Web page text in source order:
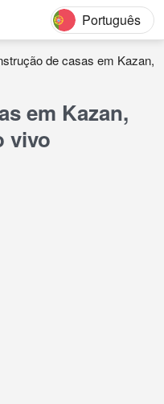
Português
de casas em Kazan,
em Kazan,
vivo